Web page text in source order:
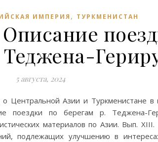
ИМПЕРИЯ , ТУРКМЕНИСТАН
5 августа, 2024
Центральной Азии и Туркменистане в
поездки по берегам р. Теджена-
материалов по Азии. Вып.
подлежащих улучшению в